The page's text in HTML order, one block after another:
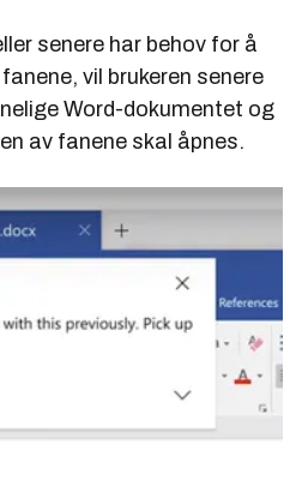
senere har behov for å
vil brukeren senere
Word-dokumentet og
av fanene skal åpnes.